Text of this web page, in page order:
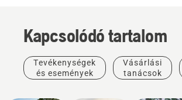
Kapcsolódó tartalom
Tevékenységek
és események
Vásárlási
tanácsok
Termékek
Kertépítés